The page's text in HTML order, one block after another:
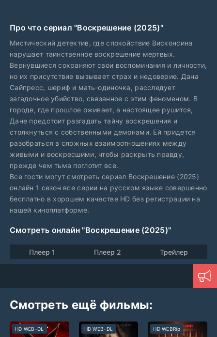
Про что сериал "Воскрешение (2025)"
Мистический детектив, где спокойствие Висконсина
нарушает таинственное воскрешение мертвых.
Вернувшиеся сохраняют свои воспоминания и личности,
но их присутствие вызывает страх и недоверие. Дана
Сайпресс, шериф и мать-одиночка, расследует
загадочное убийство, связанное с этим феноменом. В
городе, где прошлое оживает, а настоящее рушится,
Дане предстоит разгадать тайну воскрешения и
столкнуться с собственными демонами. Ей придется
разобраться в сложных взаимоотношениях между
живыми и воскресшими, чтобы раскрыть правду,
прежде чем тьма поглотит все.
Все гости могут смотреть сериал Воскрешение (2025)
онлайн 1 сезон все серии на русском языке совершенно
бесплатно в хорошем качестве HD без регистрации на
нашей киноплатформе.
Смотреть онлайн "Воскрешение (2025)"
Плеер 1 Плеер 2 Трейлер
Смотреть ещё фильмы:
HD WEB-DL HD WEB-DL HD WEBRip